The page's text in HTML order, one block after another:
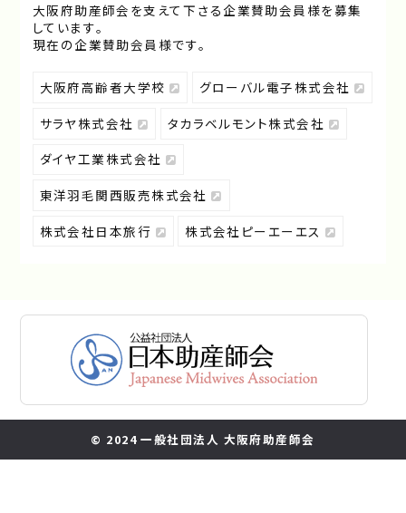
大阪府助産師会を支えて下さる企業賛助会員様を募集
しています｡
現在の企業賛助会員様です｡
大阪府高齢者大学校
グローバル電子株式会社
サラヤ株式会社
タカラベルモント株式会社
ダイヤ工業株式会社
東洋羽毛関西販売株式会社
株式会社日本旅行
株式会社ピーエーエス
© 2024 一般社団法人 大阪府助産師会